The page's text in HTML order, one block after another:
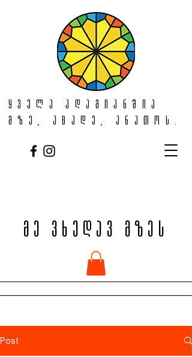
მე ვხედავ მზეს
ყველა ადამიანშია
მზე, აცადე, ანათოს.
Post